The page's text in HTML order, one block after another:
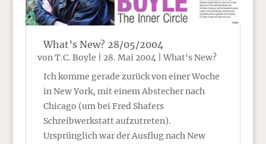
What’s New? 28/05/2004
von T.C. Boyle 28. Mai 2004 |What's New?
Ich komme gerade zurück von einer Woche
in New York, mit einem Abstecher nach
Chicago (um bei Fred Shafers
Schreibwerkstatt aufzutreten).
Ursprünglich war der Ausflug nach New